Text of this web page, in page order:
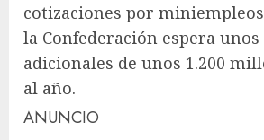
cotizaciones por
la Confederación espera
adicionales de unos 1.200
al año.
ANUNCIO